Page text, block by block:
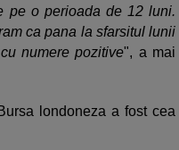
pe o perioada de 12 luni.
ca pana la sfarsitul lunii
numere pozitive", a mai
londoneza a fost cea